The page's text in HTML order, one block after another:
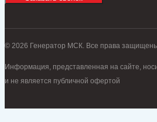
© 2026 Генератор МСК. Все права
Информация, представленная на сайте,
и не является публичной офертой